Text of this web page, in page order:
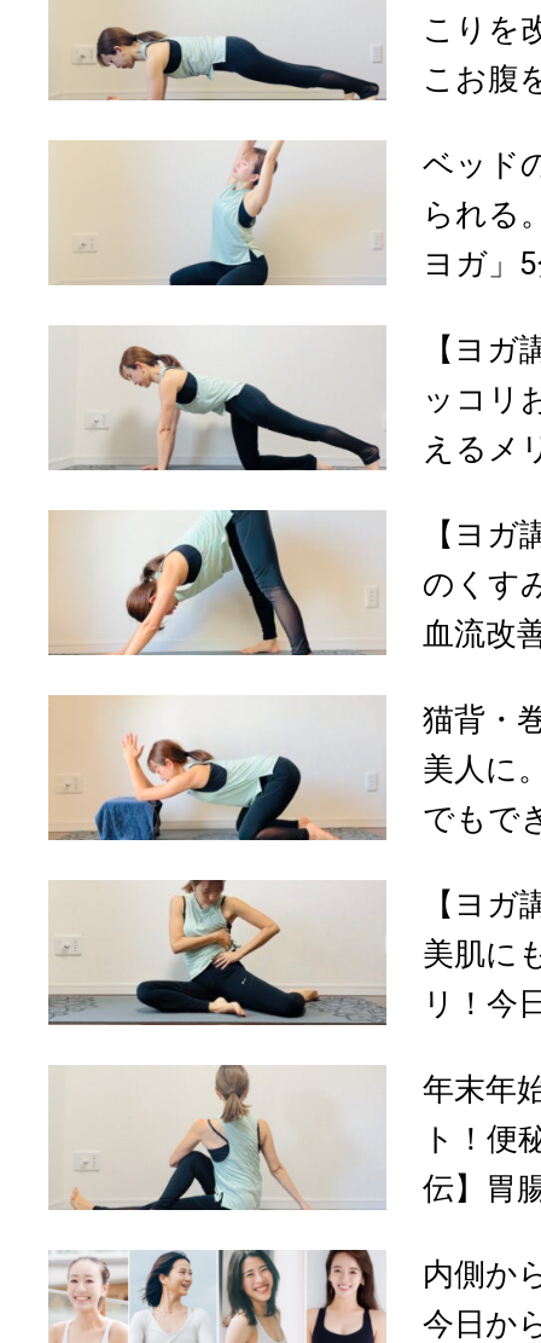
こりを
こお腹
ベッド
られる
ヨガ」
【ヨガ
ッコリ
えるメ
【ヨガ
のくす
血流改
猫背・
美人に
でもで
【ヨガ
美肌に
リ！今
年末年
ト！便
伝】胃
内側か
今日か